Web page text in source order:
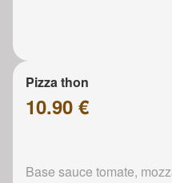
Pizza thon
10.90 €
Base sauce tomate,